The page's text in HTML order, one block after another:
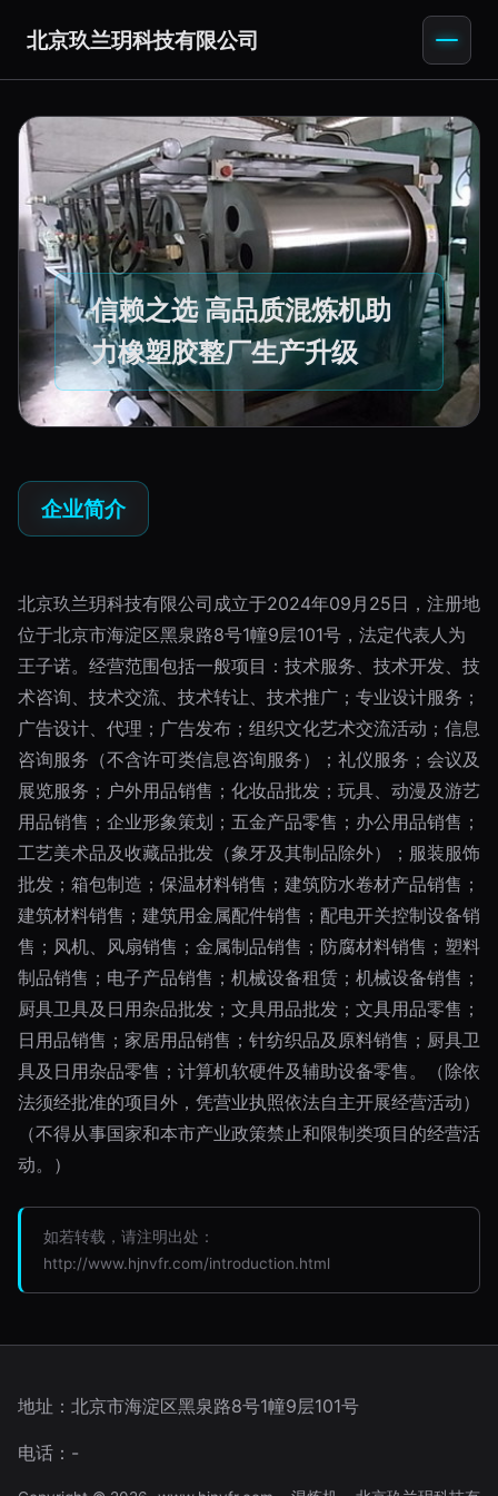
北京玖兰玥科技有限公司
信赖之选 高品质混炼机助
力橡塑胶整厂生产升级
企业简介
北京玖兰玥科技有限公司成立于2024年09月25日，注册地
位于北京市海淀区黑泉路8号1幢9层101号，法定代表人为
王子诺。经营范围包括一般项目：技术服务、技术开发、技
术咨询、技术交流、技术转让、技术推广；专业设计服务；
广告设计、代理；广告发布；组织文化艺术交流活动；信息
咨询服务（不含许可类信息咨询服务）；礼仪服务；会议及
展览服务；户外用品销售；化妆品批发；玩具、动漫及游艺
用品销售；企业形象策划；五金产品零售；办公用品销售；
工艺美术品及收藏品批发（象牙及其制品除外）；服装服饰
批发；箱包制造；保温材料销售；建筑防水卷材产品销售；
建筑材料销售；建筑用金属配件销售；配电开关控制设备销
售；风机、风扇销售；金属制品销售；防腐材料销售；塑料
制品销售；电子产品销售；机械设备租赁；机械设备销售；
厨具卫具及日用杂品批发；文具用品批发；文具用品零售；
日用品销售；家居用品销售；针纺织品及原料销售；厨具卫
具及日用杂品零售；计算机软硬件及辅助设备零售。（除依
法须经批准的项目外，凭营业执照依法自主开展经营活动）
（不得从事国家和本市产业政策禁止和限制类项目的经营活
动。）
如若转载，请注明出处：
http://www.hjnvfr.com/introduction.html
地址：北京市海淀区黑泉路8号1幢9层101号
电话：-